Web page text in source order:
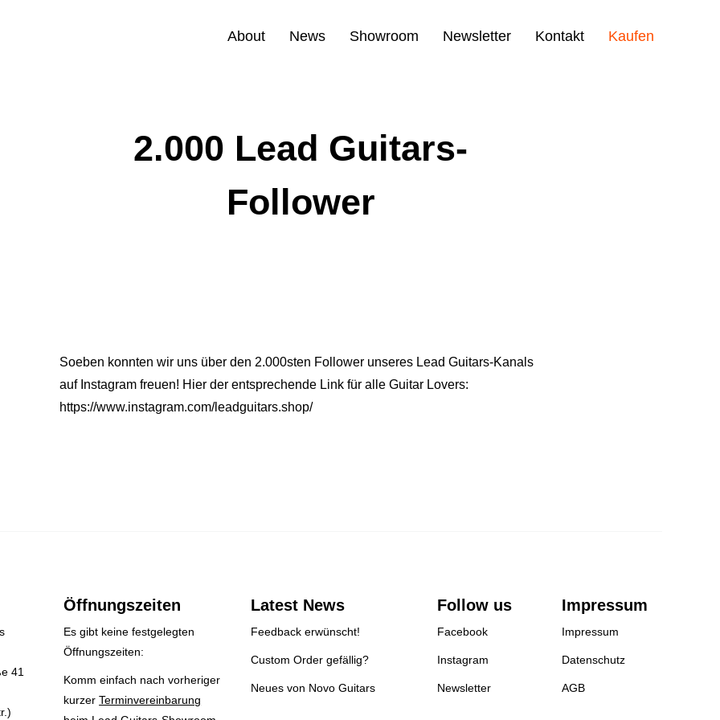
About News Showroom Newsletter Kontakt Kaufen
2.000 Lead Guitars-
Follower
Soeben konnten wir uns über den 2.000sten Follower unseres Lead Guitars-Kanals
auf Instagram freuen! Hier der entsprechende Link für alle Guitar Lovers:
https://www.instagram.com/leadguitars.shop/
41
Öffnungszeiten
Es gibt keine festgelegten
Öffnungszeiten:
Komm einfach nach vorheriger
kurzerTerminvereinbarung
Latest News
Feedback erwünscht!
Custom Order gefällig?
Neues von Novo Guitars
Follow us
Facebook
Instagram
Newsletter
Impressum
Impressum
Datenschutz
AGB